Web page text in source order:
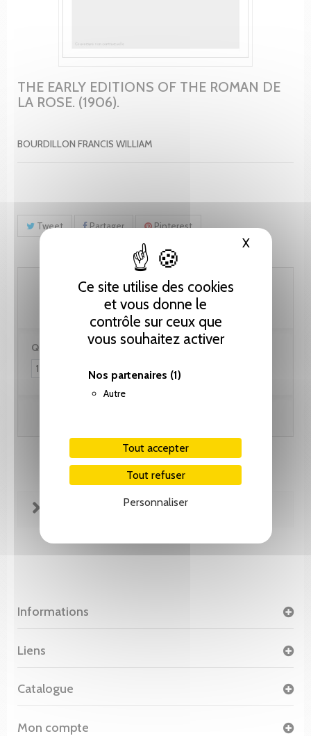
Ce site utilise des cookies
et vous donne le
contrôle sur ceux que
vous souhaitez activer
Nos partenaires (1)
Autre
Tout accepter
Tout refuser
Personnaliser
XMasquer
THE EARLY EDITIONS OF THE ROMAN DE
LA ROSE. (1906).
BOURDILLON FRANCIS WILLIAM
Tweet Partager Pinterest
92.35 CHF
Quantité :
FICHE TECHNIQUE
Informations
Liens
Catalogue
Mon compte